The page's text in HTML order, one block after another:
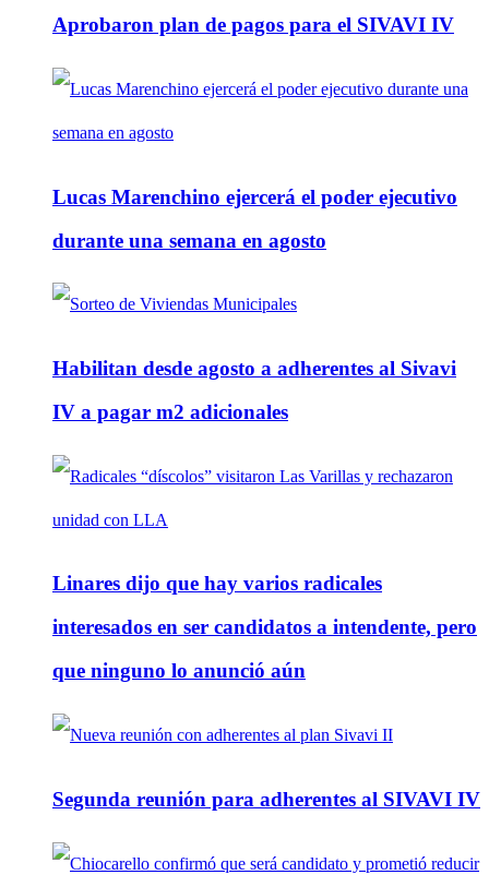
Aprobaron plan de pagos para el SIVAVI IV
Lucas Marenchino ejercerá el poder ejecutivo
durante una semana en agosto
Habilitan desde agosto a adherentes al Sivavi
IV a pagar m2 adicionales
Linares dijo que hay varios radicales
interesados en ser candidatos a intendente, pero
que ninguno lo anunció aún
Segunda reunión para adherentes al SIVAVI IV